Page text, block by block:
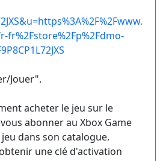
fr%2Fstore%2Fp%2Fdmo-
Jouer".
acheter le jeu sur le
abonner au Xbox Game
dans son catalogue.
une clé d'activation